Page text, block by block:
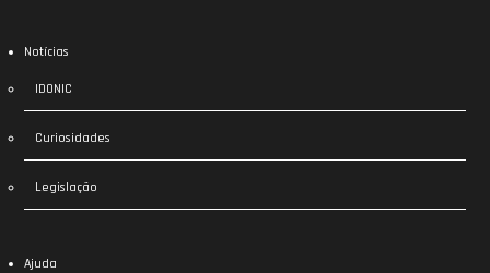
Notícias
IDONIC
Curiosidades
Legislação
Ajuda